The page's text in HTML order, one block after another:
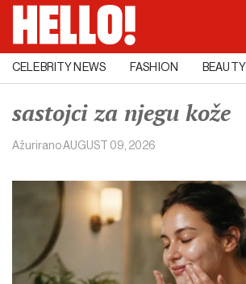
CELEBRITY NEWS FASHION BEAUTY
sastojci za njegu kože
AžuriranoAUGUST 09, 2026